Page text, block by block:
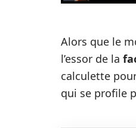
Alors que le
l’essor de la
calculette
qui se profile